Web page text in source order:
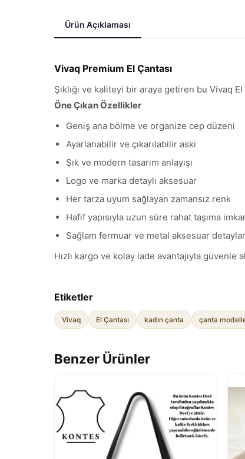
Ürün Açıklaması
Vivaq Premium El Çantası
Şıklığı ve kaliteyi bir araya getiren bu Vivaq
Öne Çıkan Özellikler
Geniş ana bölme ve organize cep düzeni
Ayarlanabilir ve çıkarılabilir askı
Şık ve modern tasarım anlayışı
Logo ve marka detaylı aksesuar
Her tarza uyum sağlayan zamansız renk
Hafif yapısıyla uzun süre rahat taşıma
Sağlam fermuar ve metal aksesuar
Hızlı kargo ve kolay iade avantajıyla güvenle
Etiketler
Vivaq El Çantası kadın çanta çanta
Benzer Ürünler